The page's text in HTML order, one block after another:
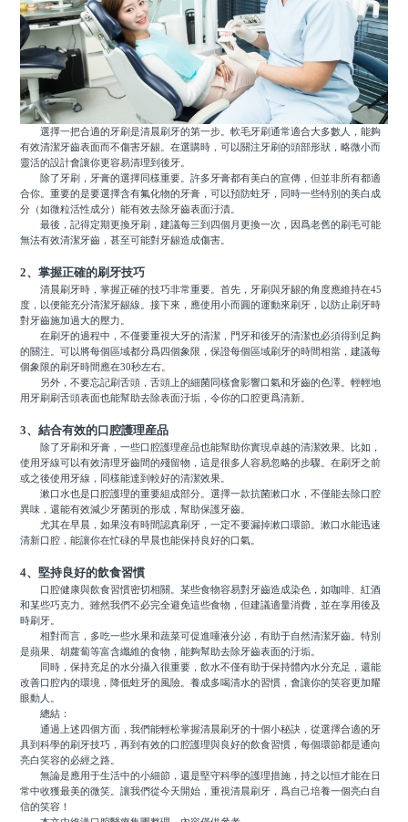
選擇一把合適的牙刷是清晨刷牙的第一步。軟毛牙刷通常適合大多數人，能夠
有效清潔牙齒表面而不傷害牙龈。在選購時，可以關注牙刷的頭部形狀，略微小而
靈活的設計會讓你更容易清理到後牙。
除了牙刷，牙膏的選擇同樣重要。許多牙膏都有美白的宣傳，但並非所有都適
合你。重要的是要選擇含有氟化物的牙膏，可以預防蛀牙，同時一些特別的美白成
分（如微粒活性成分）能有效去除牙齒表面汙漬。
最後，記得定期更換牙刷，建議每三到四個月更換一次，因爲老舊的刷毛可能
無法有效清潔牙齒，甚至可能對牙龈造成傷害。
2、掌握正確的刷牙技巧
清晨刷牙時，掌握正確的技巧非常重要。首先，牙刷與牙龈的角度應維持在45
度，以便能充分清潔牙龈線。接下來，應使用小而圓的運動來刷牙，以防止刷牙時
對牙齒施加過大的壓力。
在刷牙的過程中，不僅要重視大牙的清潔，門牙和後牙的清潔也必須得到足夠
的關注。可以將每個區域都分爲四個象限，保證每個區域刷牙的時間相當，建議每
個象限的刷牙時間應在30秒左右。
另外，不要忘記刷舌頭，舌頭上的細菌同樣會影響口氣和牙齒的色澤。輕輕地
用牙刷刷舌頭表面也能幫助去除表面汙垢，令你的口腔更爲清新。
3、結合有效的口腔護理産品
除了牙刷和牙膏，一些口腔護理産品也能幫助你實現卓越的清潔效果。比如，
使用牙線可以有效清理牙齒間的殘留物，這是很多人容易忽略的步驟。在刷牙之前
或之後使用牙線，同樣能達到較好的清潔效果。
漱口水也是口腔護理的重要組成部分。選擇一款抗菌漱口水，不僅能去除口腔
異味，還能有效減少牙菌斑的形成，幫助保護牙齒。
尤其在早晨，如果沒有時間認真刷牙，一定不要漏掉漱口環節。漱口水能迅速
清新口腔，能讓你在忙碌的早晨也能保持良好的口氣。
4、堅持良好的飲食習慣
口腔健康與飲食習慣密切相關。某些食物容易對牙齒造成染色，如咖啡、紅酒
和某些巧克力。雖然我們不必完全避免這些食物，但建議適量消費，並在享用後及
時刷牙。
相對而言，多吃一些水果和蔬菜可促進唾液分泌，有助于自然清潔牙齒。特別
是蘋果、胡蘿蔔等富含纖維的食物，能夠幫助去除牙齒表面的汙垢。
同時，保持充足的水分攝入很重要，飲水不僅有助于保持體內水分充足，還能
改善口腔內的環境，降低蛀牙的風險。養成多喝清水的習慣，會讓你的笑容更加耀
眼動人。
總結：
通過上述四個方面，我們能輕松掌握清晨刷牙的十個小秘訣，從選擇合適的牙
具到科學的刷牙技巧，再到有效的口腔護理與良好的飲食習慣，每個環節都是通向
亮白笑容的必經之路。
無論是應用于生活中的小細節，還是堅守科學的護理措施，持之以恒才能在日
常中收獲最美的微笑。讓我們從今天開始，重視清晨刷牙，爲自己培養一個亮白自
信的笑容！